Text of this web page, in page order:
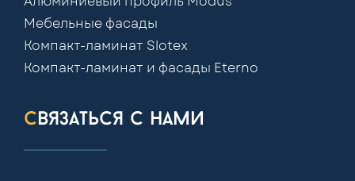
Мебельные фасады
Компакт-ламинат Slotex
Компакт-ламинат и фасады Eterno
связаться с нами